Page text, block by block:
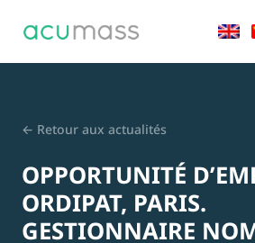
← Retour aux actualités
OPPORTUNITÉ
ORDIPAT, PARIS.
GESTIONNAIRE